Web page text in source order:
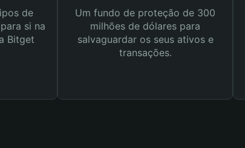
de
si na
Bitget
Um fundo de proteção de 300
milhões de dólares para
salvaguardar os seus ativos e
transações.